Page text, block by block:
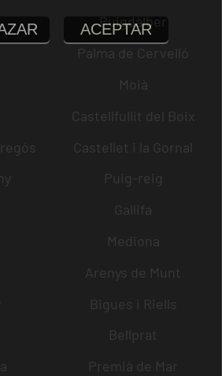
Puigdàlber
Palma de Cervelló
Moià
Castellfullit del Boix
Castellet i la Gornal
Puig-reig
Gallifa
Mediona
Arenys de Munt
Bigues i Riells
Bellprat
Premià de Mar
ACEPTAR